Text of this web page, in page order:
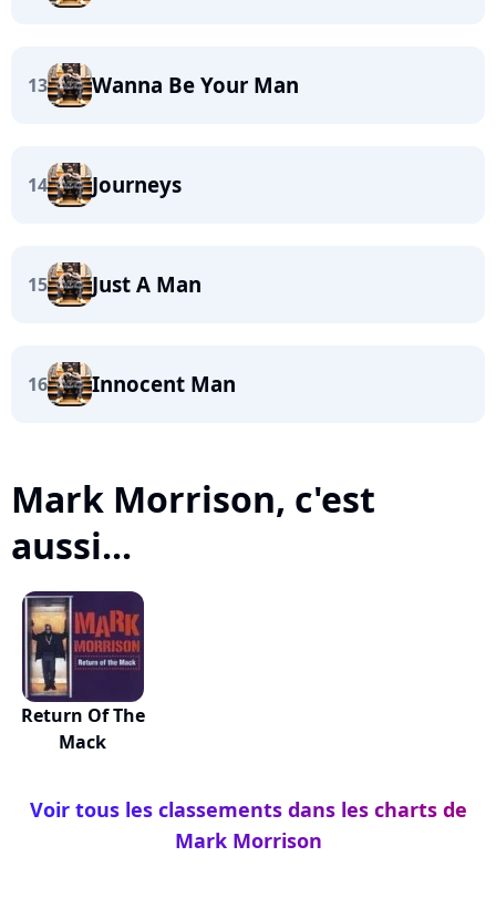
13 Wanna Be Your Man
14 Journeys
15 Just A Man
16 Innocent Man
Mark Morrison, c'est
aussi...
Return Of The
Mack
Voir tous les classements dans les charts de
Mark Morrison